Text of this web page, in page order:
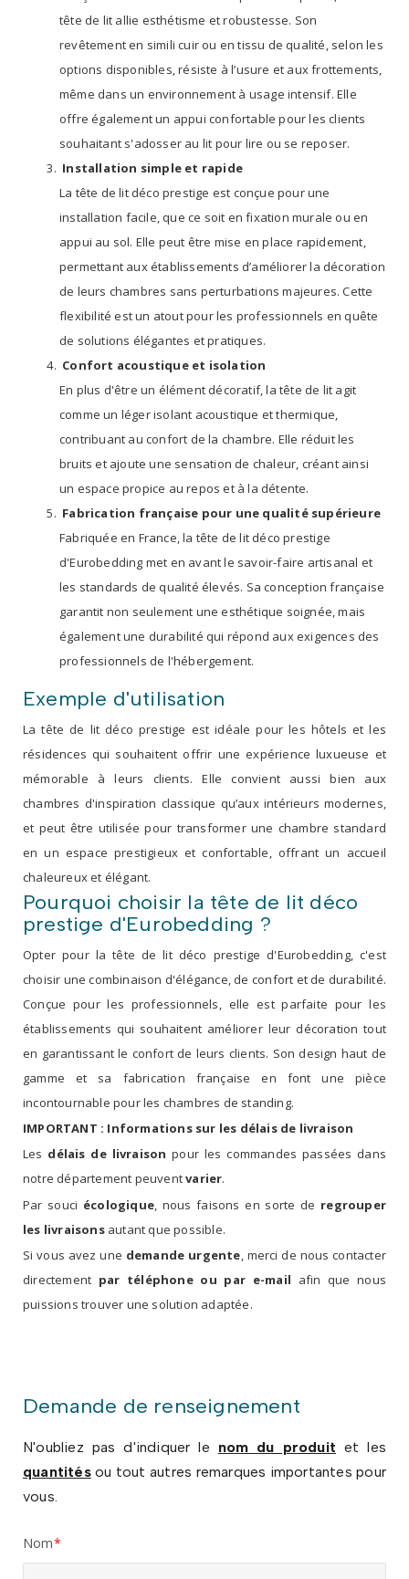
tête de lit allie esthétisme et robustesse. Son
revêtement en simili cuir ou en tissu de qualité, selon les
options disponibles, résiste à l’usure et aux frottements,
même dans un environnement à usage intensif. Elle
offre également un appui confortable pour les clients
souhaitant s'adosser au lit pour lire ou se reposer.
Installation simple et rapide
La tête de lit déco prestige est conçue pour une
installation facile, que ce soit en fixation murale ou en
appui au sol. Elle peut être mise en place rapidement,
permettant aux établissements d’améliorer la décoration
de leurs chambres sans perturbations majeures. Cette
flexibilité est un atout pour les professionnels en quête
de solutions élégantes et pratiques.
Confort acoustique et isolation
En plus d'être un élément décoratif, la tête de lit agit
comme un léger isolant acoustique et thermique,
contribuant au confort de la chambre. Elle réduit les
bruits et ajoute une sensation de chaleur, créant ainsi
un espace propice au repos et à la détente.
Fabrication française pour une qualité supérieure
Fabriquée en France, la tête de lit déco prestige
d'Eurobedding met en avant le savoir-faire artisanal et
les standards de qualité élevés. Sa conception française
garantit non seulement une esthétique soignée, mais
également une durabilité qui répond aux exigences des
professionnels de l'hébergement.
Exemple d'utilisation
La tête de lit déco prestige est idéale pour les hôtels et les
résidences qui souhaitent offrir une expérience luxueuse et
mémorable à leurs clients. Elle convient aussi bien aux
chambres d'inspiration classique qu’aux intérieurs modernes,
et peut être utilisée pour transformer une chambre standard
en un espace prestigieux et confortable, offrant un accueil
chaleureux et élégant.
Pourquoi choisir la tête de lit déco
prestige d'Eurobedding ?
Opter pour la tête de lit déco prestige d'Eurobedding, c'est
choisir une combinaison d'élégance, de confort et de durabilité.
Conçue pour les professionnels, elle est parfaite pour les
établissements qui souhaitent améliorer leur décoration tout
en garantissant le confort de leurs clients. Son design haut de
gamme et sa fabrication française en font une pièce
incontournable pour les chambres de standing.
IMPORTANT : Informations sur les délais de livraison
Les délais de livraison pour les commandes passées dans
notre département peuventvarier.
Par souci écologique, nous faisons en sorte de regrouper
les livraisonsautant que possible.
Si vous avez une demande urgente, merci de nous contacter
directement par téléphone ou par e-mail afin que nous
puissions trouver une solution adaptée.
Demande de renseignement
N'oubliez pas d'indiquer le nom du produit et les
quantitésou tout autres remarques importantes pour
vous.
Nom